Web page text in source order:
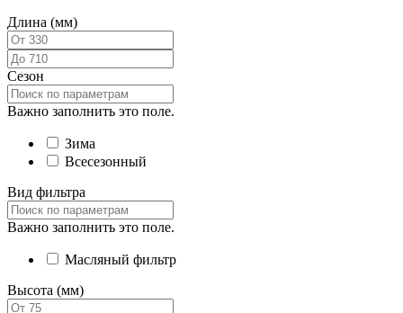
Длина (мм)
Сезон
Важно заполнить это поле.
Зима
Всесезонный
Вид фильтра
Важно заполнить это поле.
Масляный фильтр
Высота (мм)